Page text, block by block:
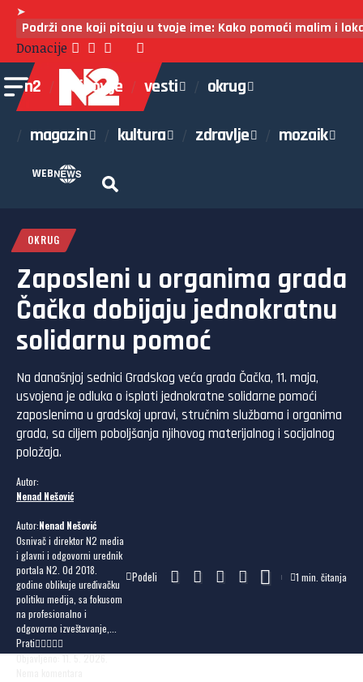
➤
Podrži one koji pitaju u tvoje ime: Kako pomoći malim i
Donacije
n2 najnovije vesti okrug
magazin kultura zdravlje mozaik
WEB
OKRUG
Zaposleni u organima grada
Čačka dobijaju jednokratnu
solidarnu pomoć
Na današnjoj sednici Gradskog veća grada Čačka, 11. maja,
usvojena je odluka o isplati jednokratne solidarne pomoći
zaposlenima u gradskoj upravi, stručnim službama i organima
grada, sa ciljem poboljšanja njihovog materijalnog i socijalnog
položaja.
Autor:
Nenad Nešović
Autor:Nenad Nešović
Osnivač i direktor N2 media
i glavni i odgovorni urednik
portala N2. Od 2018.
godine oblikuje uređivačku
politiku medija, sa fokusom
na profesionalno i
odgovorno izveštavanje,...
Prati
Objavljeno: 11. 5. 2026.
Podeli 1 min. čitanja